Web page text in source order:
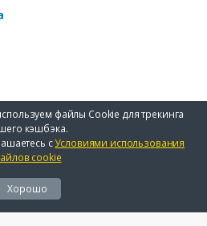
файлы Cookie для трекинга
кэшбэка.
сУсловиями использования
cookie
Хорошо